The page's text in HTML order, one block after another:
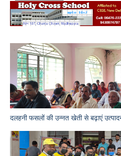
दलहनी फसलों की उन्नत खेती से बढ़ाएं